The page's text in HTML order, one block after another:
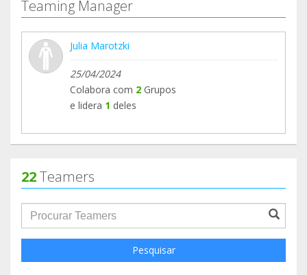
Teaming Manager
Julia Marotzki
25/04/2024
Colabora com 2 Grupos
e lidera 1 deles
22Teamers
groupProfile.searchForm.search.text???
Pesquisar